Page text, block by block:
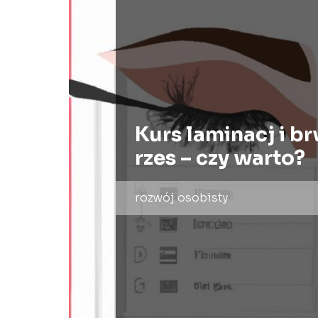
Kurs laminacj i
rzes – czy warto?
rozwój osobisty